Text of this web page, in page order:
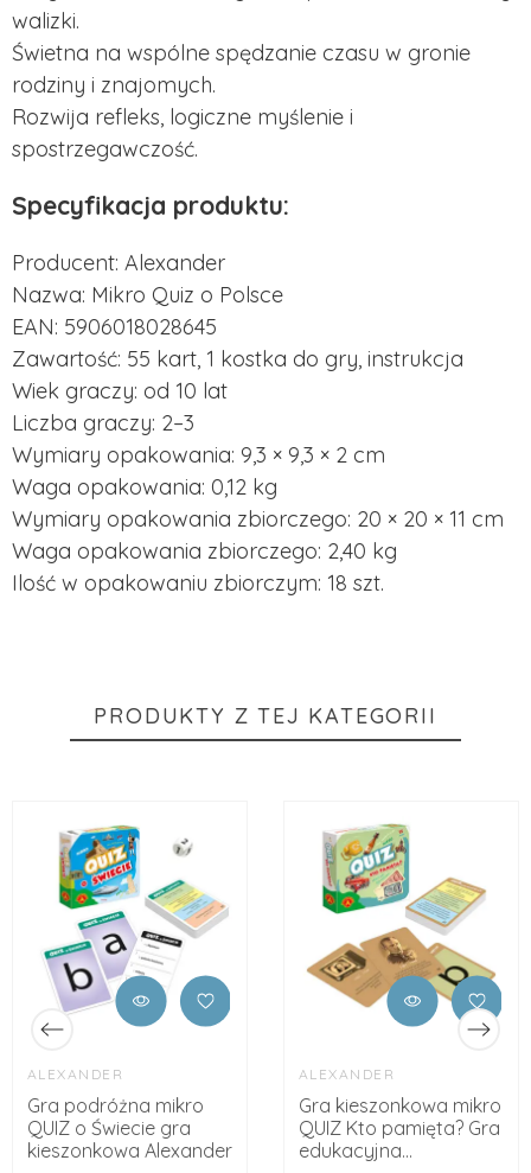
walizki.
Świetna na wspólne spędzanie czasu w gronie
rodziny i znajomych.
Rozwija refleks, logiczne myślenie i
spostrzegawczość.
Specyfikacja produktu:
Producent: Alexander
Nazwa: Mikro Quiz o Polsce
EAN: 5906018028645
Zawartość: 55 kart, 1 kostka do gry, instrukcja
Wiek graczy: od 10 lat
Liczba graczy: 2–3
Wymiary opakowania: 9,3 × 9,3 × 2 cm
Waga opakowania: 0,12 kg
Wymiary opakowania zbiorczego: 20 × 20 × 11 cm
Waga opakowania zbiorczego: 2,40 kg
Ilość w opakowaniu zbiorczym: 18 szt.
PRODUKTY Z TEJ KATEGORII
ALEXANDER
Gra podróżna mikro
QUIZ o Świecie gra
kieszonkowa Alexander
ALEXANDER
Gra kieszonkowa mikro
QUIZ Kto pamięta? Gra
edukacyjna...